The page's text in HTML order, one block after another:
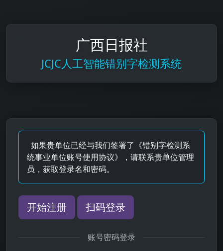
广西日报社
JCJC人工智能错别字检测系统
如果贵单位已经与我们签署了《错别字检测系
统事业单位账号使用协议》，请联系贵单位管理
员，获取登录名和密码。
开始注册 扫码登录
账号密码登录